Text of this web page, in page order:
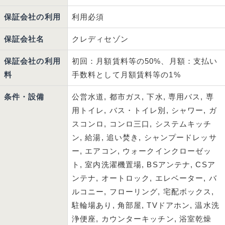
保証会社の利用 利用必須
保証会社名 クレディセゾン
保証会社の利用
料
初回：月額賃料等の50%、月額：支払い
手数料として月額賃料等の1%
条件・設備
公営水道, 都市ガス, 下水, 専用バス, 専
用トイレ, バス・トイレ別, シャワー, ガ
スコンロ, コンロ三口, システムキッチ
ン, 給湯, 追い焚き, シャンプードレッサ
ー, エアコン, ウォークインクローゼッ
ト, 室内洗濯機置場, BSアンテナ, CSア
ンテナ, オートロック, エレベーター, バ
ルコニー, フローリング, 宅配ボックス,
駐輪場あり, 角部屋, TVドアホン, 温水洗
浄便座, カウンターキッチン, 浴室乾燥